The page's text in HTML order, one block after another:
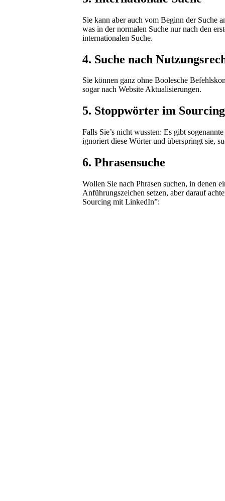
Sie kann aber auch vom Beginn der Suche
was in der normalen Suche nur nach den
internationalen Suche.
4. Suche nach
Sie können ganz ohne Boolesche
sogar nach Website Aktualisierungen.
5. Stoppwörter im Sourcing
Falls Sie’s nicht wussten: Es gibt sogenannte
ignoriert diese Wörter und überspringt sie,
6. Phrasensuche
Wollen Sie nach Phrasen suchen, in denen
Anführungszeichen setzen, aber darauf
Sourcing mit LinkedIn”: